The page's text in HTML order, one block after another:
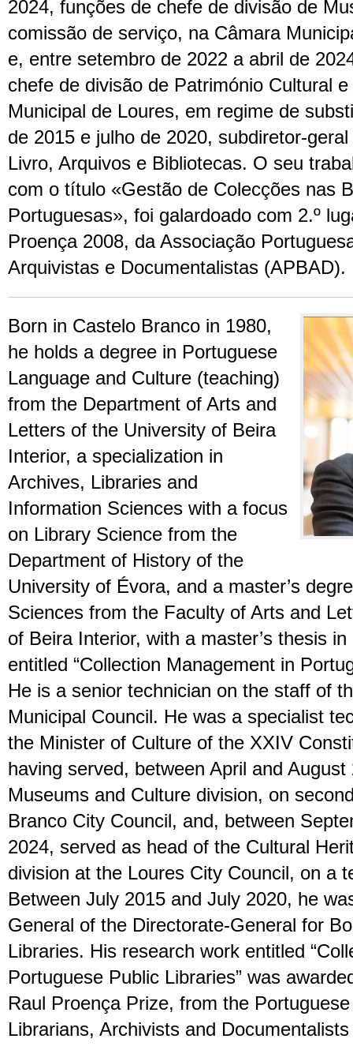
2024, funções de chefe de divisão de
comissão de serviço, na Câmara
e, entre setembro de 2022 a abril de
chefe de divisão de Património Cultural
Municipal de Loures, em regime de
de 2015 e julho de 2020, subdiretor-
Livro, Arquivos e Bibliotecas. O seu
com o título «Gestão de Colecções nas
Portuguesas», foi galardoado com 2.º
Proença 2008, da Associação
Arquivistas e Documentalistas (APBAD).
Born in Castelo Branco in 1980,
he holds a degree in Portuguese
Language and Culture (teaching)
from the Department of Arts and
Letters of the University of Beira
Interior, a specialization in
Archives, Libraries and
Information Sciences with a focus
on Library Science from the
Department of History of the
University of Évora, and a master’s
Sciences from the Faculty of Arts and
of Beira Interior, with a master’s thesis
entitled “Collection Management in
He is a senior technician on the staff of
Municipal Council. He was a specialist
the Minister of Culture of the XXIV
having served, between April and
Museums and Culture division, on
Branco City Council, and, between
2024, served as head of the Cultural
division at the Loures City Council, on a
Between July 2015 and July 2020, he
General of the Directorate-General for
Libraries. His research work entitled
Portuguese Public Libraries” was
Raul Proença Prize, from the
Librarians, Archivists and